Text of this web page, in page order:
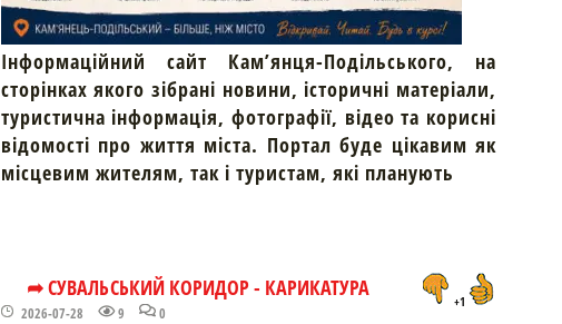
Інформаційний сайт Кам’янця-Подільського, на
сторінках якого зібрані новини, історичні матеріали,
туристична інформація, фотографії, відео та корисні
відомості про життя міста. Портал буде цікавим як
місцевим жителям, так і туристам, які планують
➦ СУВАЛЬСЬКИЙ КОРИДОР - КАРИКАТУРА
2026-07-28 9 0
+1